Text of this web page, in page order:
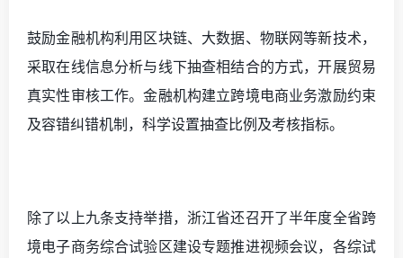
鼓励金融机构利用区块链、大数据、物联网等新技术，
采取在线信息分析与线下抽查相结合的方式，开展贸易
真实性审核工作。金融机构建立跨境电商业务激励约束
及容错纠错机制，科学设置抽查比例及考核指标。
除了以上九条支持举措，浙江省还召开了半年度全省跨
境电子商务综合试验区建设专题推进视频会议， 各综试